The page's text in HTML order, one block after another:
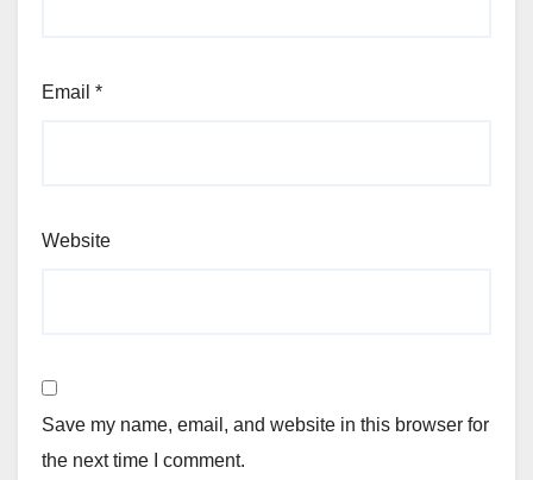
Email *
Website
Save my name, email, and website in this browser for
the next time I comment.